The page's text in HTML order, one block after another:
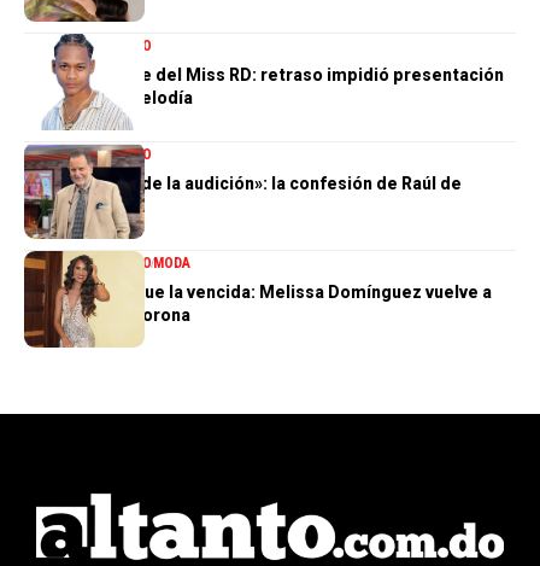
ENTRETENIMIENTO
El gran ausente del Miss RD: retraso impidió presentación
de Dalvin La Melodía
ENTRETENIMIENTO
«Perdí el 85 % de la audición»: la confesión de Raúl de
Molina
ENTRETENIMIENTOMODA
La tercera no fue la vencida: Melissa Domínguez vuelve a
quedar sin la corona